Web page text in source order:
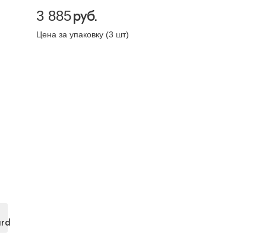
3 885руб.
Цена за упаковку (3 шт)